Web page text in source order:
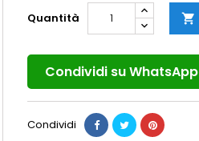
Quantità 
Condividi su WhatsApp
Condividi